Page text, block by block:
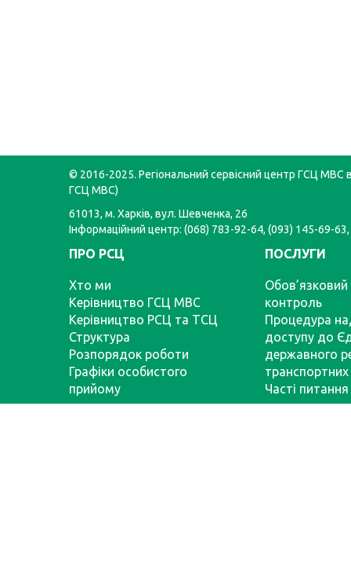
© 2016-2025. Регіональний сервісний центр ГСЦ МВС в
ГСЦ МВС)
61013, м. Харків, вул. Шевченка, 26
Інформаційний центр: (068) 783-92-64, (093) 145-69-
ПРО РСЦ
Хто ми
Керівництво ГСЦ МВС
Керівництво РСЦ та ТСЦ
Структура
Розпорядок роботи
Графіки особистого
прийому
ПОСЛУГИ
Обов’язковий
контроль
Процедура
доступу до
державного
транспортних
Часті питання